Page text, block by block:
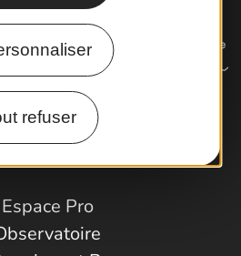
refuser
venir ?
Espace Pro